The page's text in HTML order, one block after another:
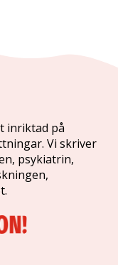
inriktad på
Vi skriver
psykiatrin,